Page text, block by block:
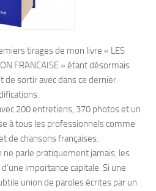
tirages de mon livre « LES
FRANCAISE » étant désormais
sortir avec dans ce dernier
200 entretiens, 370 photos et un
à tous les professionnels comme
de chansons françaises.
parle pratiquement jamais, les
importance capitale. Si une
union de paroles écrites par un